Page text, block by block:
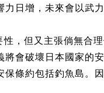
日增，未來會以武
，但又主張倘無合
會破壞日本國家的
條約包括釣魚島。